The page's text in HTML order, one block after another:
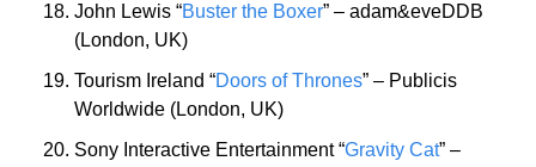
John Lewis “Buster the Boxer” – adam&eveDDB
(London, UK)
Tourism Ireland “Doors of Thrones” – Publicis
Worldwide (London, UK)
Sony Interactive Entertainment “Gravity Cat” –